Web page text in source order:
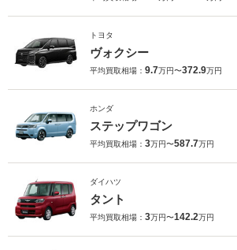
トヨタ
ヴォクシー
平均買取相場： 9.7万円〜372.9万円
ホンダ
ステップワゴン
平均買取相場： 3万円〜587.7万円
ダイハツ
タント
平均買取相場： 3万円〜142.2万円